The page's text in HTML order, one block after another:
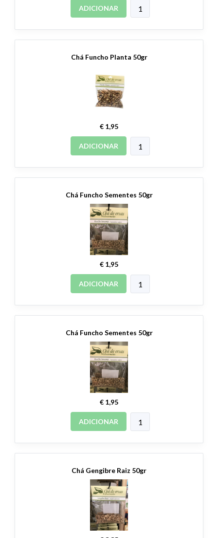
ADICIONAR
Chá Funcho Planta 50gr
€ 1,95
ADICIONAR
Chá Funcho Sementes 50gr
€ 1,95
ADICIONAR
Chá Funcho Sementes 50gr
€ 1,95
ADICIONAR
Chá Gengibre Raiz 50gr